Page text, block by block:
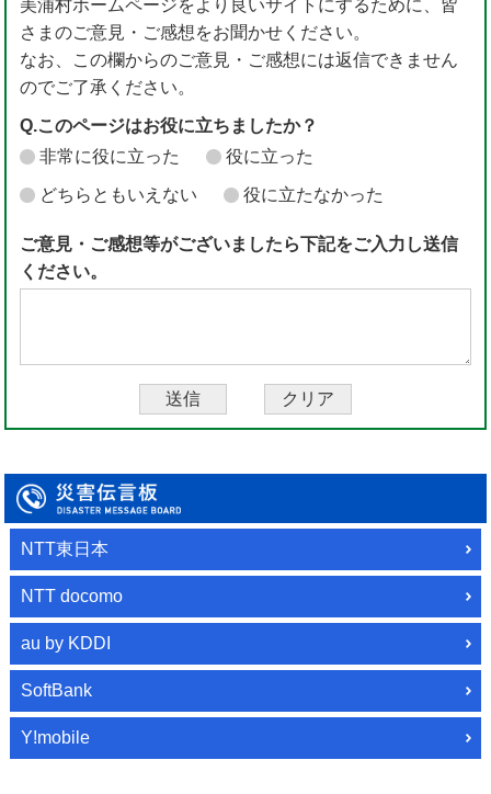
美浦村ホームページをより良いサイトにするために、皆
さまのご意見・ご感想をお聞かせください。
なお、この欄からのご意見・ご感想には返信できません
のでご了承ください。
Q.このページはお役に立ちましたか？
非常に役に立った
役に立った
どちらともいえない 役に立たなかった
ご意見・ご感想等がございましたら下記をご入力し送信
ください。
NTT東日本
NTT docomo
au by KDDI
SoftBank
Y!mobile